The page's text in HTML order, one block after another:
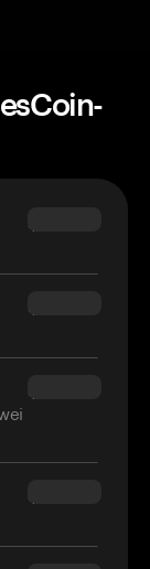
$69.90
$54.90
$34.95
$160.00